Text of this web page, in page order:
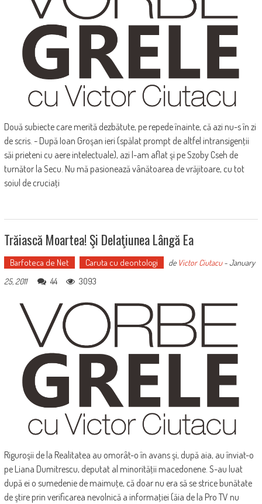
Două subiecte care merită dezbătute, pe repede înainte, că azi nu-s în zi
de scris. - După Ioan Groşan ieri (spălat prompt de altfel intransigenţii
săi prieteni cu aere intelectuale), azi l-am aflat şi pe Szoby Cseh de
turnător la Secu. Nu mă pasionează vânătoarea de vrăjitoare, cu tot
soiul de cruciaţi
Trăiască Moartea! Şi Delaţiunea Lângă Ea
Barfoteca de Net Caruta cu deontologi de Victor Ciutacu-January
25, 2011
44 3093
Riguroşii de la Realitatea au omorât-o în avans şi, după aia, au înviat-o
pe Liana Dumitrescu, deputat al minorităţii macedonene. S-au luat
după ei o sumedenie de maimuţe, că doar nu era să se strice bunătate
de ştire prin verificarea nevolnică a informaţiei (ăia de la Pro TV nu